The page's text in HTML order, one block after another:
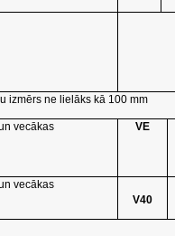
izmērs ne lielāks kā 100 mm
vecākas VE
vecākas
V40